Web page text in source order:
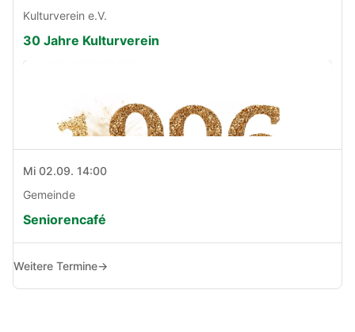
Kulturverein e.V.
30 Jahre Kulturverein
Mi 02.09. 14:00
Gemeinde
Seniorencafé
Weitere Termine→